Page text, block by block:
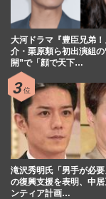
週
週
大河ドラマ『豊臣兄弟
介・栗原類ら初出演組
開”で「顔で天下…
滝沢秀明氏「男手が必
の復興支援を表明、中
ンティア計画…